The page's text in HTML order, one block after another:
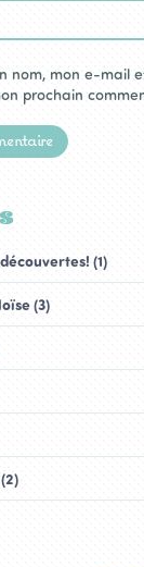
nom, mon e-mail
prochain
(1)
(3)